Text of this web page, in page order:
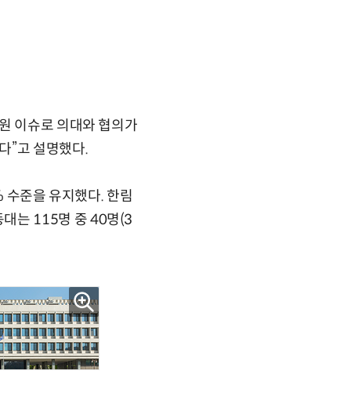
이슈로 의대와 협의가
”고 설명했다.
준을 유지했다. 한림
는 115명 중 40명(3